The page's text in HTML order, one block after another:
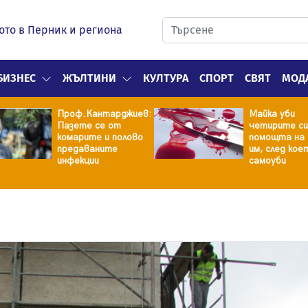
в Перник и региона
ЖЪЛТИНИ КУЛТУРА СПОРТ СВЯТ
Проф.Кантарджиев:
Пазете се от
комарите и полово
предаваните
инфекции
Майка уби
четирите
помощта на
им, след
самоуби